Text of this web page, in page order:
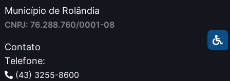
Município de Rolândia
CNPJ: 76.288.760/0001-08
Contato
Telefone:
(43) 3255-8600